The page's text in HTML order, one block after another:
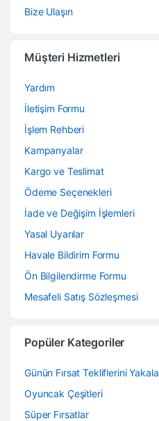
Bize Ulaşın
Müşteri Hizmetleri
Yardım
İletişim Formu
İşlem Rehberi
Kampanyalar
Kargo ve Teslimat
Ödeme Seçenekleri
İade ve Değişim İşlemleri
Yasal Uyarılar
Havale Bildirim Formu
Ön Bilgilendirme Formu
Mesafeli Satış Sözleşmesi
Popüler Kategoriler
Günün Fırsat Tekliflerini Yakala
Oyuncak Çeşitleri
Süper Fırsatlar